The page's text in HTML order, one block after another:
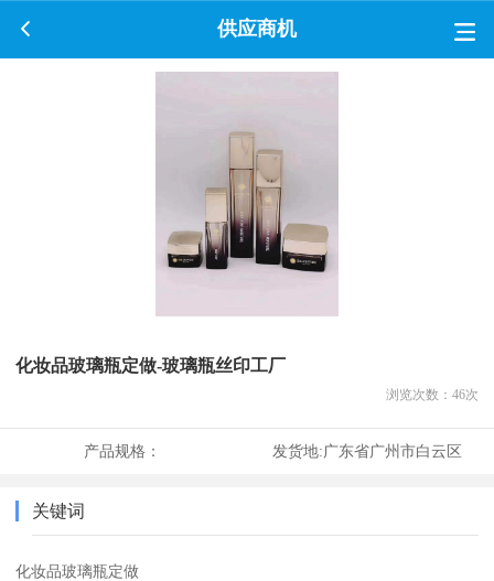
供应商机
化妆品玻璃瓶定做-玻璃瓶丝印工厂
浏览次数： 46次
产品规格： 发货地:广东省广州市白云区
关键词
化妆品玻璃瓶定做